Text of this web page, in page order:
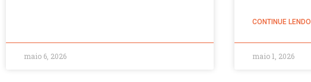
maio 6, 2026
CONTINUE
maio 1, 2026